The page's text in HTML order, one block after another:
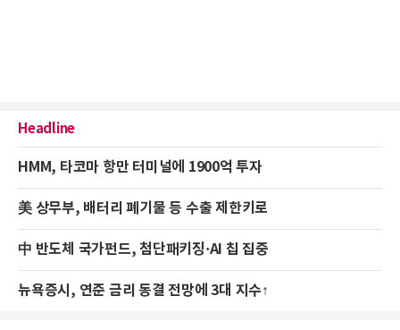
Headline
HMM, 타코마 항만 터미널에 1900억 투자
美 상무부, 배터리 폐기물 등 수출 제한키로
中 반도체 국가펀드, 첨단패키징·AI 칩 집중
뉴욕증시, 연준 금리 동결 전망에 3대 지수↑